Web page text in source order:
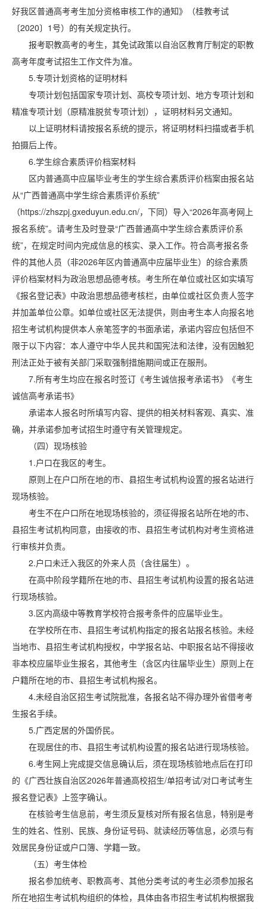
好我区普通高考考生加分资格审核工作的通知》（桂教考试
〔2020〕1号）的有关规定执行。
报考职教高考的考生，其免试政策以自治区教育厅制定的职教
高考年度考试招生工作文件为准。
5.专项计划资格的证明材料
专项计划包括国家专项计划、高校专项计划、地方专项计划和
精准专项计划（原精准脱贫专项计划），证明材料另文通知。
以上证明材料请按报名系统的提示，将证明材料扫描或者手机
拍摄后上传。
6.学生综合素质评价档案材料
区内普通高中应届毕业考生的学生综合素质评价档案由报名站
从“广西普通高中学生综合素质评价系统”
（https://zhszpj.gxeduyun.edu.cn/，下同）导入“2026年高考网上
报名系统”。请考生及时登录“广西普通高中学生综合素质评价系
统”，在规定时间内完成信息的核实、录入工作。符合高考报名条
件的其他人员（非2026年区内普通高中应届毕业生）的综合素质
评价档案材料为政治思想品德考核。考生所在单位或社区如实填写
《报名登记表》中政治思想品德考核栏，由单位或社区负责人签字
并加盖单位公章。如单位或社区无法提供，则由考生本人向报名地
招生考试机构提供本人亲笔签字的书面承诺，承诺内容应包括但不
限于以下内容：本人遵守中华人民共和国宪法和法律，没有因触犯
刑法正处于被有关部门采取强制措施期间或正在服刑。
7.所有考生均应在报名时签订《考生诚信报考承诺书》《考生
诚信高考承诺书》
承诺本人报名时所填写内容、提供的相关材料客观、真实、准
确，并承诺参加考试招生时遵守有关管理规定。
（四）现场核验
1.户口在我区的考生。
原则上在户口所在地的市、县招生考试机构设置的报名站进行
现场核验。
考生不在户口所在地现场核验的，须征得报名站所在地的市、
县招生考试机构同意，由接收的市、县招生考试机构对考生资格进
行审核并负责。
2.户口未迁入我区的外来人员（含往届生）。
在高中阶段学籍所在地的市、县招生考试机构设置的报名站进
行现场核验。
3.区内高级中等教育学校符合报考条件的应届毕业生。
在学校所在市、县招生考试机构指定的报名站报名核验。未经
当地市、县招生考试机构授权，中学报名站、中职报名站不得接收
非本校应届毕业生报名，其他考生（含区内往届毕业生）原则上在
户籍所在地的市、县招生考试机构报名。
4.未经自治区招生考试院批准，各报名站不得办理外省借考考
生报名手续。
5.广西定居的外国侨民。
在现居住的市、县招生考试机构设置的报名站进行现场核验。
6.考生网上完成提交信息确认后，须在现场核验地点后在打印
的《广西壮族自治区2026年普通高校招生/单招考试/对口考试考生
报名登记表》上签字确认。
在核验考生信息前，考生须反复核对所有报名信息，特别是考
生的姓名、性别、民族、身份证号码、就读经历等信息，必须与有
效居民身份证或户口簿、学籍一致。
（五）考生体检
报名参加统考、职教高考、其他分类考试的考生必须参加报名
所在地招生考试机构组织的体检，具体由各市招生考试机构根据我